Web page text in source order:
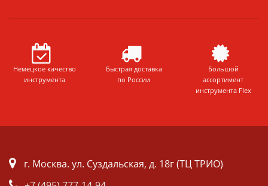
Немецкое качество
инструмента
Быстрая доставка
по России
Большой
ассортимент
инструмента Flex
г. Москва. ул. Суздальская, д. 18г (ТЦ ТРИО)